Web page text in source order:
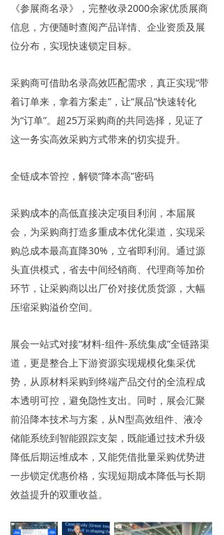
《参展商名录》，完整收录2000余家优质展商
信息，方便随时查阅产品详情、企业资质及展
位分布，实现快速锁定目标。
采购商可借助名录高效匹配需求，真正实现“带
着订单来，拿着方案走”，让“展品”快速转化
为“订单”。超25万采购商的共同选择，见证了
这一务实高效采购方式带来的切实提升。
全链成本管控，解锁“降本高”密码
采购成本的高低直接决定项目利润，本届展
会，为采购商打造多重成本优化渠道，实现采
购总成本最高直降30%，立省即利润。通过源
头直供模式，省去中间经销商、代理商等加价
环节，让采购商以出厂价对接优质货源，大幅
压缩采购溢价空间。
展会一站式对接“材料-组件-系统集成”全链路渠
道，更是整合上下游资源实现规模化集采优
势，从原材料采购到终端产品交付的全流程成
本透明可控，避免隐性支出。同时，展会汇聚
前沿降本技术与方案，从N型高效组件、液冷
储能系统到智能跟踪支架，既能通过技术升级
降低后期运维成本，又能凭借批量采购优势进
一步锁定优惠价格，实现短期成本降低与长期
效益提升的双重收益。